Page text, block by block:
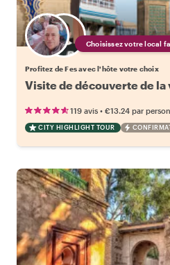
Choisissez votre local
Profitez de Fes avec l'hôte votre choix
Visite de découverte de la
119 avis • €13.24 par
CITY HIGHLIGHT TOUR